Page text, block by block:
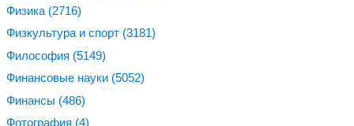
Физика (2716)
Физкультура и спорт (3181)
Философия (5149)
Финансовые науки (5052)
Финансы (486)
Фотография (4)